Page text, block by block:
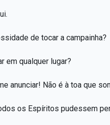
de tocar a campainha?
em qualquer lugar?
anunciar! Não é à toa que
os Espíritos pudessem